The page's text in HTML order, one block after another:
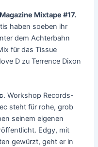
Mixtape #17.
haben soeben ihr
dem Achterbahn
für das Tissue
D zu Terrence Dixon
. Workshop Records-
steht für rohe, grob
seinem eigenen
Edgy, mit
gewürzt, geht er in